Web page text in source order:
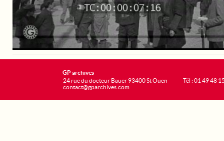
GP archives
24 rue du docteur Bauer 93400 St Ouen
contact@gparchives.com
Tél : 01 49 48